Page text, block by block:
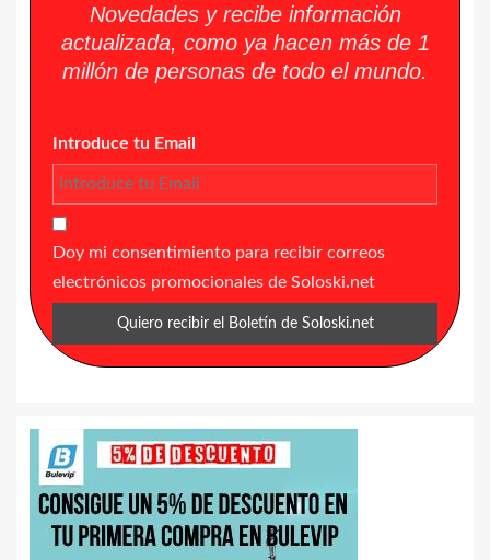
Novedades y recibe información
actualizada, como ya hacen más de 1
millón de personas de todo el mundo.
Introduce tu Email
Doy mi consentimiento para recibir correos
electrónicos promocionales de Soloski.net